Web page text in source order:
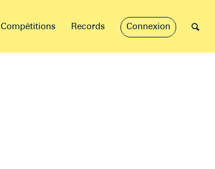
Compétitions Records Connexion